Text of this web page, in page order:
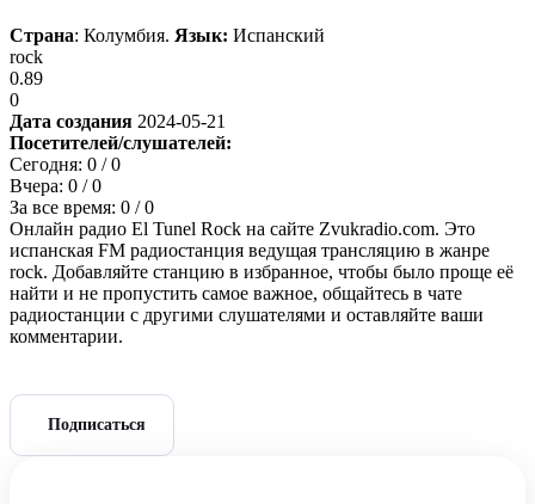
Страна: Колумбия. Язык: Испанский
rock
0.89
0
Дата создания 2024-05-21
Посетителей/слушателей:
Сегодня: 0 / 0
Вчера: 0 / 0
За все время: 0 / 0
Онлайн радио El Tunel Rock на сайте Zvukradio.com. Это
испанская FM радиостанция ведущая трансляцию в жанре
rock. Добавляйте станцию в избранное, чтобы было проще её
найти и не пропустить самое важное, общайтесь в чате
радиостанции с другими слушателями и оставляйте ваши
комментарии.
Подписаться